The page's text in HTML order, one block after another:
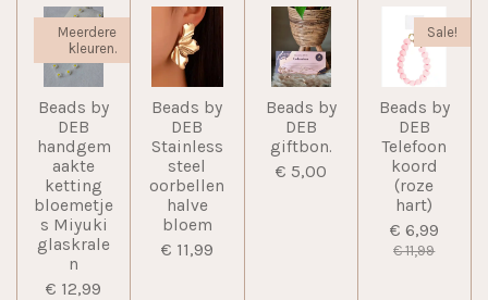
Meerdere
kleuren.
Beads by
DEB
handgem
aakte
ketting
bloemetje
s Miyuki
glaskrale
n
€ 12,99
Beads by
DEB
Stainless
steel
oorbellen
halve
bloem
€ 11,99
Beads by
DEB
giftbon.
€ 5,00
Sale!
Beads by
DEB
Telefoon
koord
(roze
hart)
€ 6,99
€ 11,99